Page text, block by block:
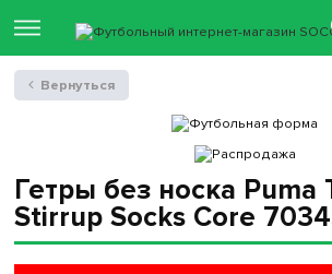
Гетры без носка Puma
Stirrup Socks Core
Вернуться